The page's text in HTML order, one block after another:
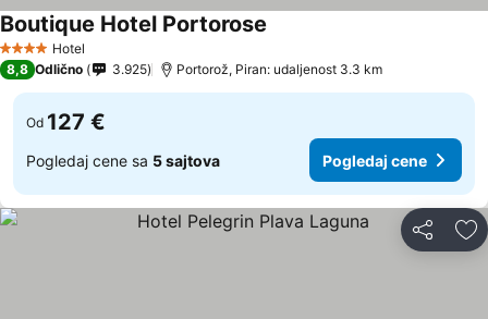
4 ZvezdiceHotel
Boutique Hotel Portorose
8,8 Odlično 3.925 Portorož, Piran: udaljenost 3.3 km
Od 127 €
Pogledaj cene sa 5 sajtova Pogledaj cene
Deli